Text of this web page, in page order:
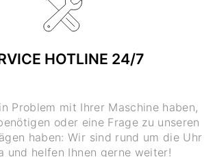
HOTLINE 24/7
Problem mit Ihrer Maschine haben,
oder eine Frage zu unseren
haben: Wir sind rund um die Uhr
und helfen Ihnen gerne weiter!